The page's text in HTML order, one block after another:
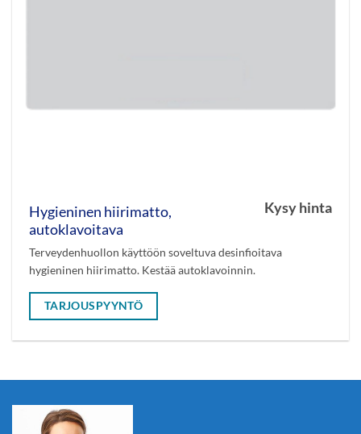
Hygieninen hiirimatto,
autoklavoitava
Kysy hinta
Terveydenhuollon käyttöön soveltuva desinfioitava
hygieninen hiirimatto. Kestää autoklavoinnin.
TARJOUSPYYNTÖ